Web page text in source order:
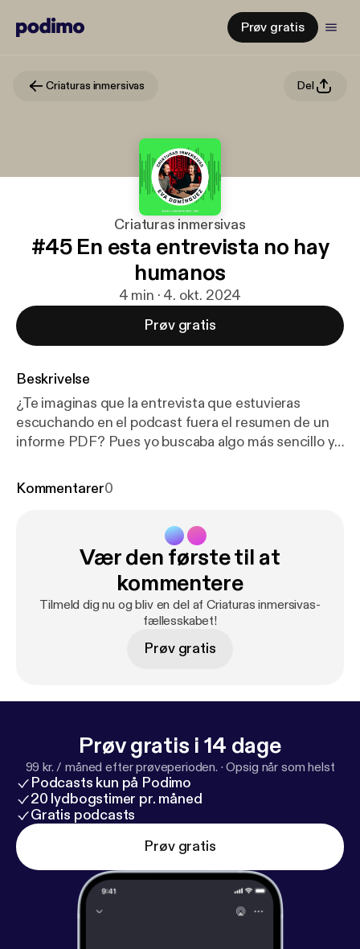
Prøv gratis
Criaturas inmersivas Del
Criaturas inmersivas
#45 En esta entrevista no hay
humanos
4 min · 4. okt. 2024
Prøv gratis
Beskrivelse
¿Te imaginas que la entrevista que estuvieras
escuchando en el podcast fuera el resumen de un
informe PDF? Pues yo buscaba algo más sencillo y
#Google #NotebookLM Si quieres recibir un
Kommentarer0
Vær den første til at
kommentere
Tilmeld dig nu og bliv en del af Criaturas inmersivas-
fællesskabet!
Prøv gratis
Prøv gratis i 14 dage
99 kr. / måned efter prøveperioden. ·Opsig når som helst
Podcasts kun på Podimo
20 lydbogstimer pr. måned
Gratis podcasts
Prøv gratis